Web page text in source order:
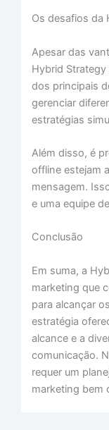
Os desafios da
Apesar das
Hybrid
dos principais
gerenciar
estratégias
Além disso, é
offline estejam
mensagem.
e uma equipe
Conclusão
Em suma, a
marketing que
para alcançar
estratégia
alcance e a
comunicação.
requer um
marketing bem